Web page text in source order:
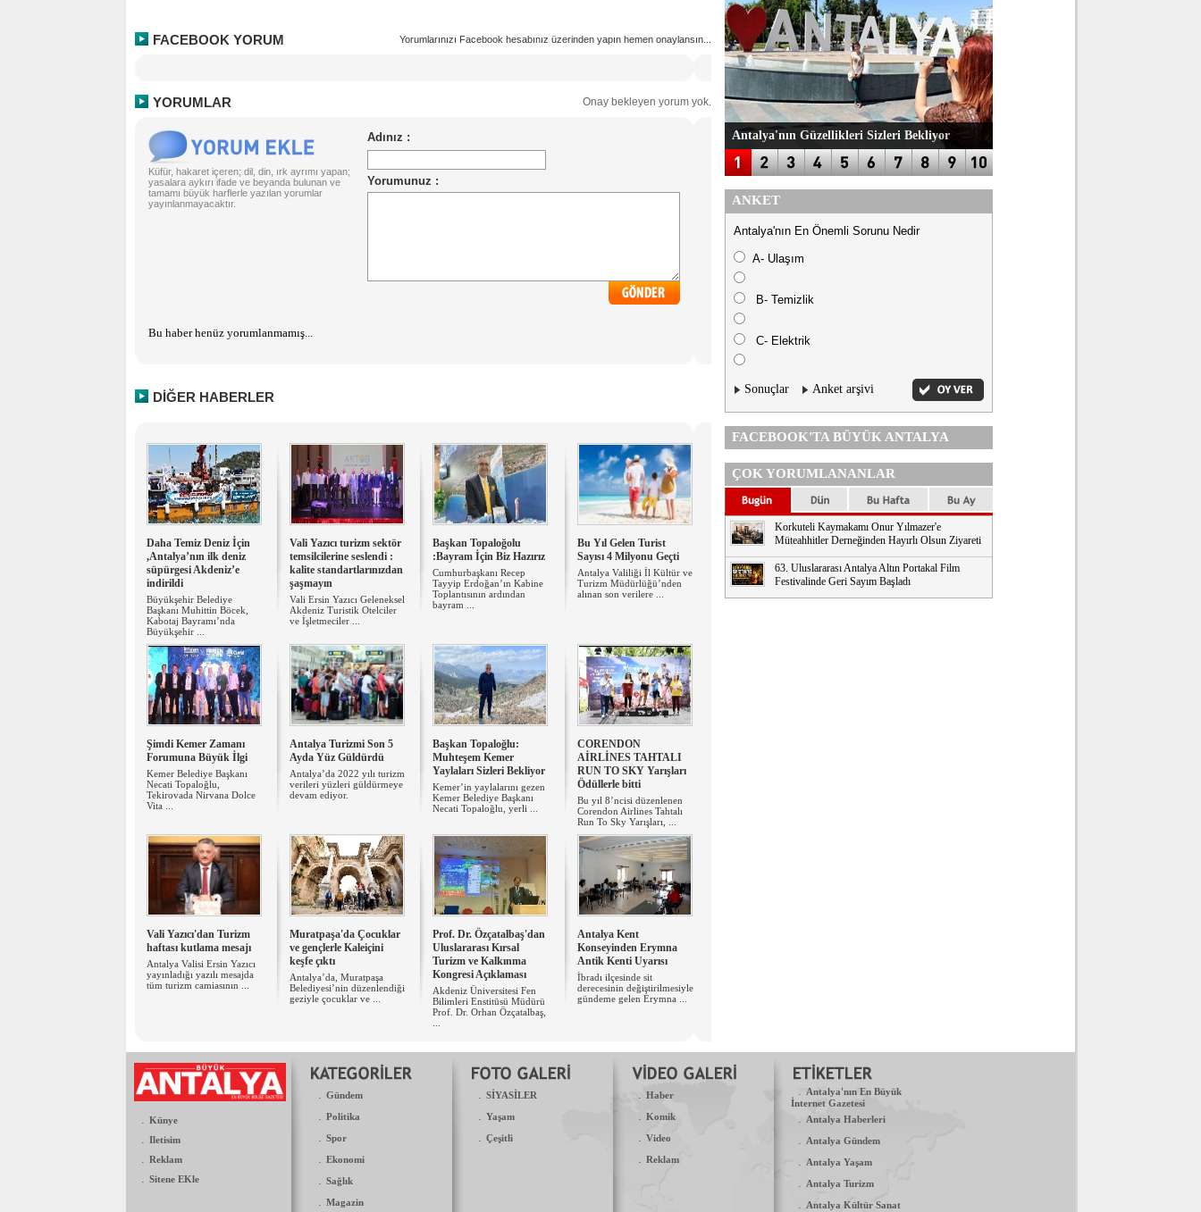
FACEBOOK YORUM Yorumlarınızı Facebook hesabınız üzerinden yapın hemen onaylansın...
YORUMLAR Onay bekleyen yorum yok.
Küfür, hakaret içeren; dil, din, ırk ayrımı yapan;
yasalara aykırı ifade ve beyanda bulunan ve
tamamı büyük harflerle yazılan yorumlar
yayınlanmayacaktır.
Bu haber henüz yorumlanmamış...
DİĞER HABERLER
Daha Temiz Deniz İçin
,Antalya’nın ilk deniz
süpürgesi Akdeniz’e
indirildi
Büyükşehir Belediye
Başkanı Muhittin Böcek,
Kabotaj Bayramı’nda
Büyükşehir ...
Vali Yazıcı turizm sektör
temsilcilerine seslendi :
kalite standartlarınızdan
şaşmayın
Vali Ersin Yazıcı Geleneksel
Akdeniz Turistik Otelciler
ve İşletmeciler ...
Başkan Topaloğolu
:Bayram İçin Biz Hazırız
Cumhurbaşkanı Recep
Tayyip Erdoğan’ın Kabine
Toplantısının ardından
bayram ...
Bu Yıl Gelen Turist
Sayısı 4 Milyonu Geçti
Antalya Valiliği İl Kültür ve
Turizm Müdürlüğü’nden
alınan son verilere ...
Şimdi Kemer Zamanı
Forumuna Büyük İlgi
Kemer Belediye Başkanı
Necati Topaloğlu,
Tekirovada Nirvana Dolce
Vita ...
Antalya Turizmi Son 5
Ayda Yüz Güldürdü
Antalya’da 2022 yılı turizm
verileri yüzleri güldürmeye
devam ediyor.
Başkan Topaloğlu:
Muhteşem Kemer
Yaylaları Sizleri Bekliyor
Kemer’in yaylalarını gezen
Kemer Belediye Başkanı
Necati Topaloğlu, yerli ...
CORENDON
AİRLİNES TAHTALI
RUN TO SKY Yarışları
Ödüllerle bitti
Bu yıl 8’ncisi düzenlenen
Corendon Airlines Tahtalı
Run To Sky Yarışları, ...
Vali Yazıcı'dan Turizm
haftası kutlama mesajı
Antalya Valisi Ersin Yazıcı
yayınladığı yazılı mesajda
tüm turizm camiasının ...
Muratpaşa'da Çocuklar
ve gençlerle Kaleiçini
keşfe çıktı
Antalya’da, Muratpaşa
Belediyesi’nin düzenlendiği
geziyle çocuklar ve ...
Prof. Dr. Özçatalbaş'dan
Uluslararası Kırsal
Turizm ve Kalkınma
Kongresi Açıklaması
Akdeniz Üniversitesi Fen
Bilimleri Enstitüsü Müdürü
Prof. Dr. Orhan Özçatalbaş,
Antalya Kent
Konseyinden Erymna
Antik Kenti Uyarısı
İbradı ilçesinde sit
derecesinin değiştirilmesiyle
gündeme gelen Erymna ...
Antalya'nın Güzellikleri Sizleri Bekliyor
ANKET
Antalya'nın En Önemli Sorunu Nedir
A- Ulaşım
B- Temizlik
C- Elektrik
Sonuçlar Anket arşivi
FACEBOOK'TA BÜYÜK ANTALYA
ÇOK YORUMLANANLAR
Korkuteli Kaymakamı Onur Yılmazer'e
Müteahhitler Derneğinden Hayırlı Olsun Ziyareti
63. Uluslararası Antalya Altın Portakal Film
Festivalinde Geri Sayım Başladı
. Künye
. Iletisim
. Reklam
. Sitene EKle
. Gündem
. Politika
. Spor
. Ekonomi
. Sağlık
. Magazin
. SİYASİLER
. Yaşam
. Çeşitli
. Haber
. Komik
. Video
. Reklam
. Antalya'nın En Büyük
İnternet Gazetesi
. Antalya Haberleri
. Antalya Gündem
. Antalya Yaşam
. Antalya Turizm
. Antalya Kültür Sanat